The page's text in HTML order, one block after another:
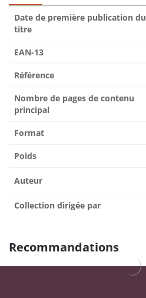
Date de première publication du
titre
EAN-13
Référence
Nombre de pages de contenu
principal
Format
Poids
Auteur
Collection dirigée par
Recommandations